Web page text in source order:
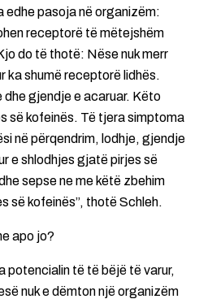
edhe pasoja në organizëm:
receptorë të mëtejshëm
do të thotë: Nëse nuk merr
ka shumë receptorë lidhës.
dhe gjendje e acaruar. Këto
së kofeinës. Të tjera simptoma
në përqendrim, lodhje, gjendje
e shlodhjes gjatë pirjes së
sepse ne me këtë zbehim
së kofeinës”, thotë Schleh.
apo jo?
potencialin të të bëjë të varur,
nuk e dëmton një organizëm